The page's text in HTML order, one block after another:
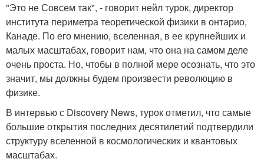
"Это не Совсем так", - говорит нейл турок, директор
института периметра теоретической физики в онтарио,
Канаде. По его мнению, вселенная, в ее крупнейших и
малых масштабах, говорит нам, что она на самом деле
очень проста. Но, чтобы в полной мере осознать, что это
значит, мы должны будем произвести революцию в
физике.
В интервью с Discovery News, турок отметил, что самые
большие открытия последних десятилетий подтвердили
структуру вселенной в космологических и квантовых
масштабах.